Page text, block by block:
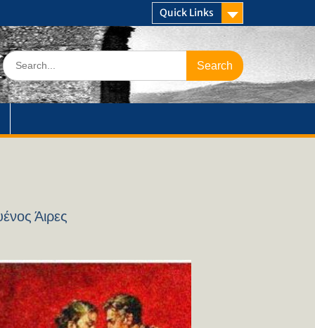
Quick Links
Search
for:
Άιρες